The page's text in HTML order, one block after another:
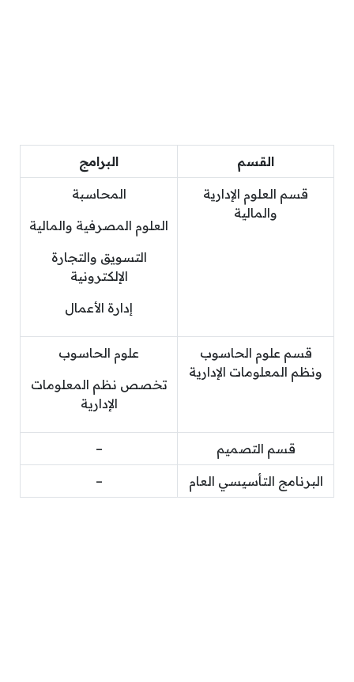
القسم البرامج
قسم العلوم الإدارية
والمالية
المحاسبة
العلوم المصرفية والمالية
التسويق والتجارة
الإلكترونية
إدارة الأعمال
قسم علوم الحاسوب
ونظم المعلومات الإدارية
علوم الحاسوب
تخصص نظم المعلومات
الإدارية
قسم التصميم –
البرنامج التأسيسي العام –